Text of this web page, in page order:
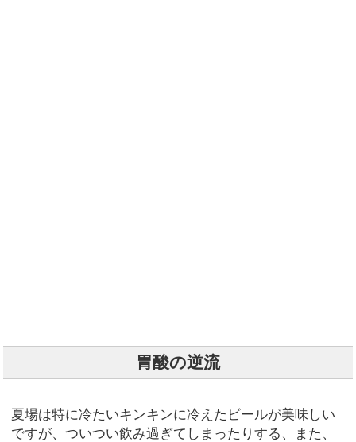
胃酸の逆流
夏場は特に冷たいキンキンに冷えたビールが美味しい
ですが、ついつい飲み過ぎてしまったりする、また、